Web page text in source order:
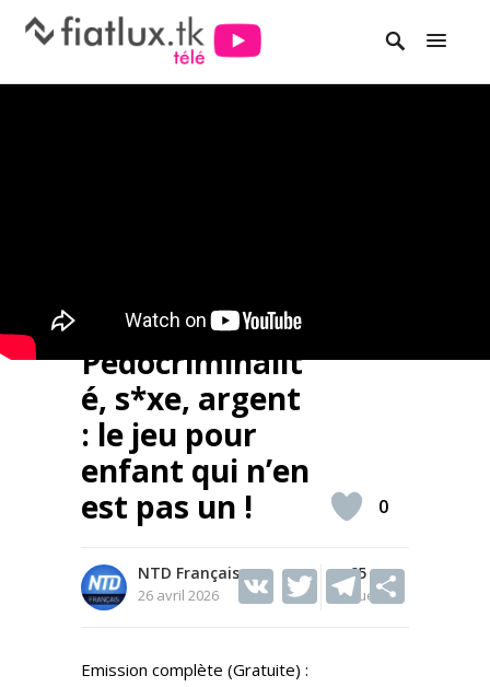
Pédocriminalit
é, s*xe, argent
: le jeu pour
enfant qui n’en
est pas un !
NTD Français
26 avril 2026
65
Vues
V T T
0
Emission complète (Gratuite) :